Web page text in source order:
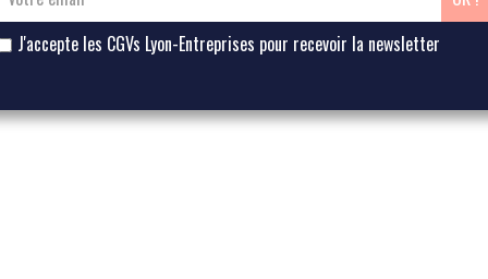
J'accepte les CGVs Lyon-Entreprises pour recevoir la newsletter